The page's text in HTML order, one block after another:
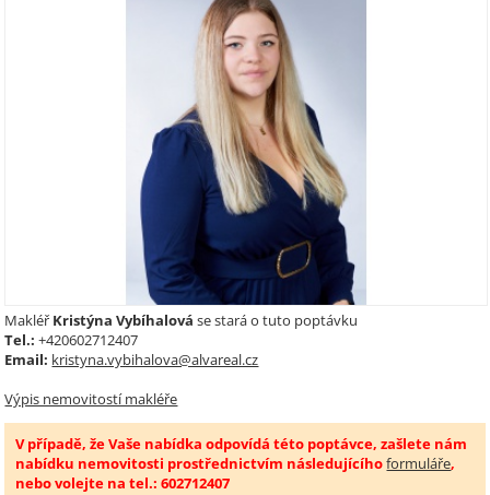
Makléř Kristýna Vybíhalová se stará o tuto poptávku
Tel.: +420602712407
Email: kristyna.vybihalova@alvareal.cz
Výpis nemovitostí makléře
V případě, že Vaše nabídka odpovídá této poptávce, zašlete nám
nabídku nemovitosti prostřednictvím následujícíhoformuláře,
nebo volejte na tel.: 602712407